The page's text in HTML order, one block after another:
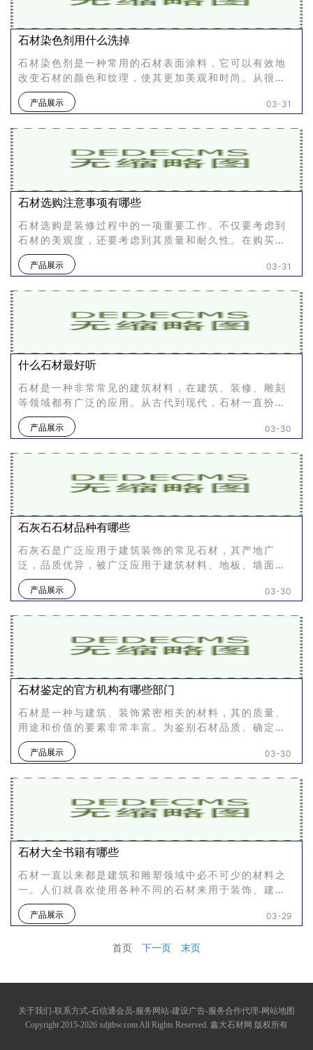
石材染色剂用什么洗掉
石材染色剂是一种常用的石材表面涂料，它可以有效地
改变石材的颜色和纹理，使其更加美观和时尚。从很多
角度来看，石材染色剂是一种非常实用的石材表面处理
方法。在染色使用后
产品展示 03-31
石材选购注意事项有哪些
石材选购是装修过程中的一项重要工作。不仅要考虑到
石材的美观度，还要考虑到其质量和耐久性。在购买石
材时，我们需要注意以下几个方面。注意石材的种类现
在市场上有各种各样
产品展示 03-31
什么石材最好听
石材是一种非常常见的建筑材料，在建筑、装修、雕刻
等领域都有广泛的应用。从古代到现代，石材一直扮演
着重要角色，不断的被开采，利用。但是，不同的石材
会发出不同的声音，
产品展示 03-30
石灰石石材品种有哪些
石灰石是广泛应用于建筑装饰的常见石材，其产地广
泛，品质优异，被广泛应用于建筑材料、地板、墙面、
台面、雕塑等领域。石灰石石材品种种类众多，以下将
从几个方面来介绍石灰
产品展示 03-30
石材鉴定的官方机构有哪些部门
石材是一种与建筑、装饰紧密相关的材料，其的质量、
用途和价值的要素非常丰富。为鉴别石材品质、确定其
使用价值，在市场上建立起权威的石材鉴定机构显得尤
为重要。国内石材鉴
产品展示 03-30
石材大全书籍有哪些
石材一直以来都是建筑和雕塑领域中必不可少的材料之
一。人们就喜欢使用各种不同的石材来用于装饰、建筑
和雕塑等领域。随着科技的不断发展，石材的科技应用
也越来越广泛。石材
产品展示 03-29
首页 下一页 末页
关于我们-联系方式-石信通会员-服务网站-建设广告-服务合作代理-网站地图
Copyright 2015-2026 xdjtbw.com All Rights Reserved. 鑫大石材网 版权所有